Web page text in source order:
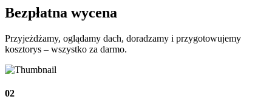
Bezpłatna wycena
Przyjeżdżamy, oglądamy dach, doradzamy i przygotowujemy
kosztorys – wszystko za darmo.
02